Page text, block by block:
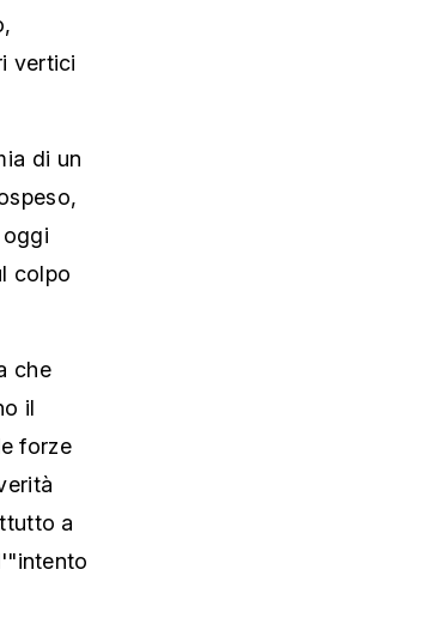
vertici
di un
colpo
che
il
forze
a